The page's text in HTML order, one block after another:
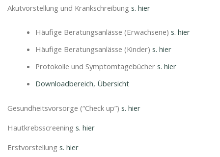
LEHRE | FORSCHUNG KONTAKT
Akutvorstellung und Krankschreibung s. hier
Häufige Beratungsanlässe (Erwachsene)s. hier
Häufige Beratungsanlässe (Kinder)s. hier
Protokolle und Symptomtagebüchers. hier
Downloadbereich, Übersicht
Gesundheitsvorsorge (“Check up”) s. hier
Hautkrebsscreening s. hier
Erstvorstellung s. hier